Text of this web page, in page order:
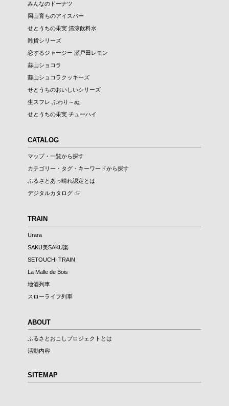
みんなのドーナツ
岡山育ちのアイスバー
せとうちの果実 清涼飲料水
雑貨シリーズ
恋するジャージー 瀬戸田レモン
蒜山ショコラ
蒜山ショコラクッキーズ
せとうちのおいしいシリーズ
生スフレ ふわり～ぬ
せとうちの果実 チューハイ
CATALOG
マップ・一覧から探す
カテゴリー・タグ・キーワードから探す
ふるさとあっ晴れ認定とは
デジタルカタログ
TRAIN
Urara
SAKU美SAKU楽
SETOUCHI TRAIN
La Malle de Bois
地酒列車
スローライフ列車
ABOUT
ふるさとおこしプロジェクトとは
活動内容
SITEMAP